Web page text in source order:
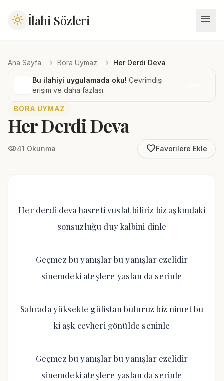
light_mode İlahi Sözleri menu
Ana Sayfa chevron_right Bora Uymaz chevron_right Her Derdi Deva
Bu ilahiyi uygulamada oku! Çevrimdışı
erişim ve daha fazlası.
BORA UYMAZ
Her Derdi Deva
visibility41 Okunma favorite_borderFavorilere Ekle
Her derdi deva hasreti vuslat biliriz biz aşkındaki
sonsuzluğu duy kalbini dinle
Geçmez bu yanışlar bu yanışlar ezelidir
sinemdeki ateşlere yaslan da serinle
Sahrada yüksekte gülistan buluruz biz nimet bu
ki aşk cevheri gönülde seninle
Geçmez bu yanışlar bu yanışlar ezelidir
sinemdeki ateşlere yaslan da serinle